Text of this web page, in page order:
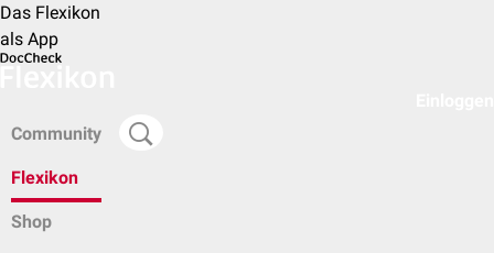
Das Flexikon
als App
Community
Flexikon
Shop